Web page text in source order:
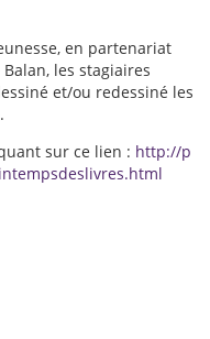
en partenariat
les stagiaires
et/ou redessiné les
sur ce lien : http://p